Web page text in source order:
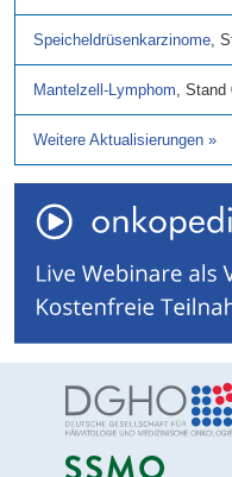
Speicheldrüsenkarzinome,
Mantelzell-Lymphom, Stand
Weitere Aktualisierungen »